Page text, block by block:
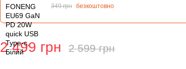
349 грн безкоштовно
2 499 грн 2 599 грн